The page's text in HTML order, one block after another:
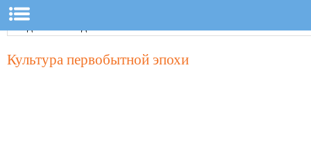
Культура первобытной эпохи